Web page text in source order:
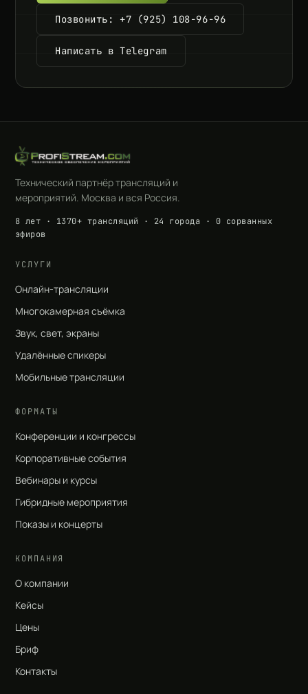
Позвонить: +7 (925) 108-96-96
Написать в Telegram
Технический партнёр трансляций и
мероприятий. Москва и вся Россия.
8 лет · 1370+ трансляций · 24 города · 0 сорванных
эфиров
УСЛУГИ
Онлайн-трансляции
Многокамерная съёмка
Звук, свет, экраны
Удалённые спикеры
Мобильные трансляции
ФОРМАТЫ
Конференции и конгрессы
Корпоративные события
Вебинары и курсы
Гибридные мероприятия
Показы и концерты
КОМПАНИЯ
О компании
Кейсы
Цены
Бриф
Контакты